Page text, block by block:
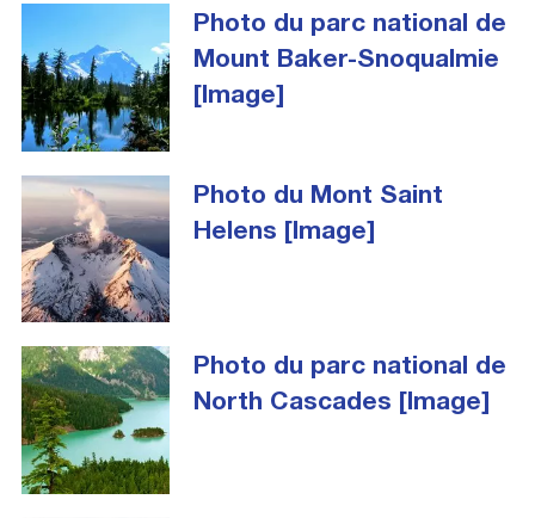
Photo du parc national de
Mount Baker-Snoqualmie
[Image]
Photo du Mont Saint
Helens [Image]
Photo du parc national de
North Cascades [Image]